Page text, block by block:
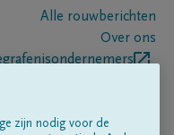
Alle rouwberichten
Over ons
zijn nodig voor de